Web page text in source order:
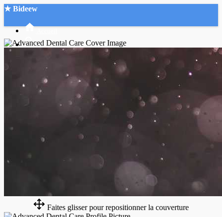
★ Bideew
Recherche Avancée
Connexion
Faites glisser pour repositionner la couverture